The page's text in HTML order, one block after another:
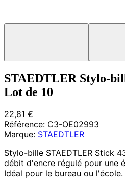
STAEDTLER Stylo-
Lot de 10
22,81 €
Référence: C3-OE02993
Marque: STAEDTLER
Stylo-bille STAEDTLER Stick
débit d'encre régulé pour une
Idéal pour le bureau ou l'école.